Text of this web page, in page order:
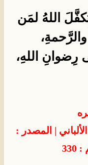
اللهُ لمَن
رِضوانِ اللهِ،
الألباني | المصدر :